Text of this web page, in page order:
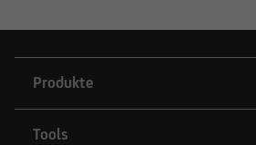
Produkte
Tools